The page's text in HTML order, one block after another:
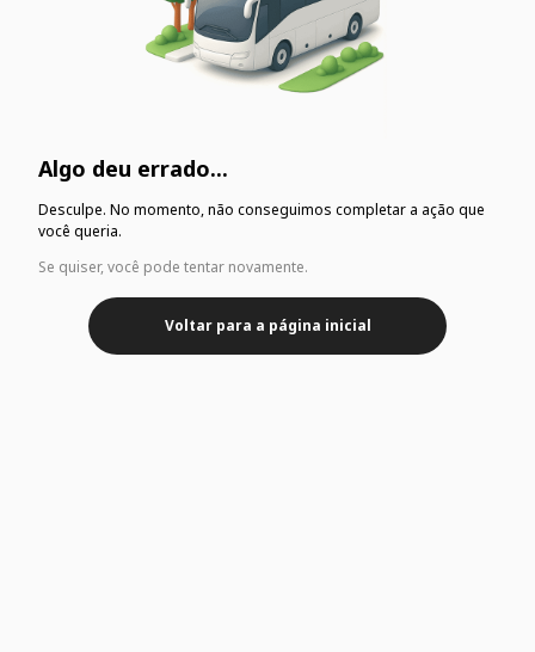
Algo deu errado...
Desculpe. No momento, não conseguimos completar a ação que
você queria.
Se quiser, você pode tentar novamente.
Voltar para a página inicial